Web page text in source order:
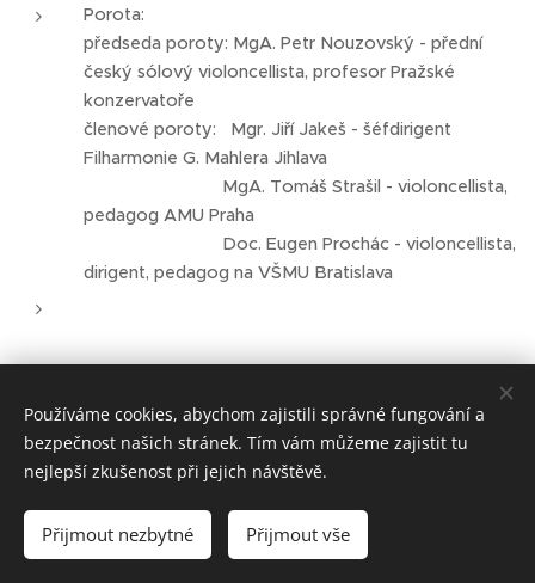
Porota:
předseda poroty: MgA. Petr Nouzovský - přední
český sólový violoncellista, profesor Pražské
konzervatoře
členové poroty: Mgr. Jiří Jakeš - šéfdirigent
Filharmonie G. Mahlera Jihlava
MgA. Tomáš Strašil - violoncellista,
pedagog AMU Praha
Doc. Eugen Prochác - violoncellista,
dirigent, pedagog na VŠMU Bratislava
Vytvořeno službouWebnode
Čeština
English
Používáme cookies, abychom zajistili správné fungování a
bezpečnost našich stránek. Tím vám můžeme zajistit tu
nejlepší zkušenost při jejich návštěvě.
Přijmout nezbytné Přijmout vše